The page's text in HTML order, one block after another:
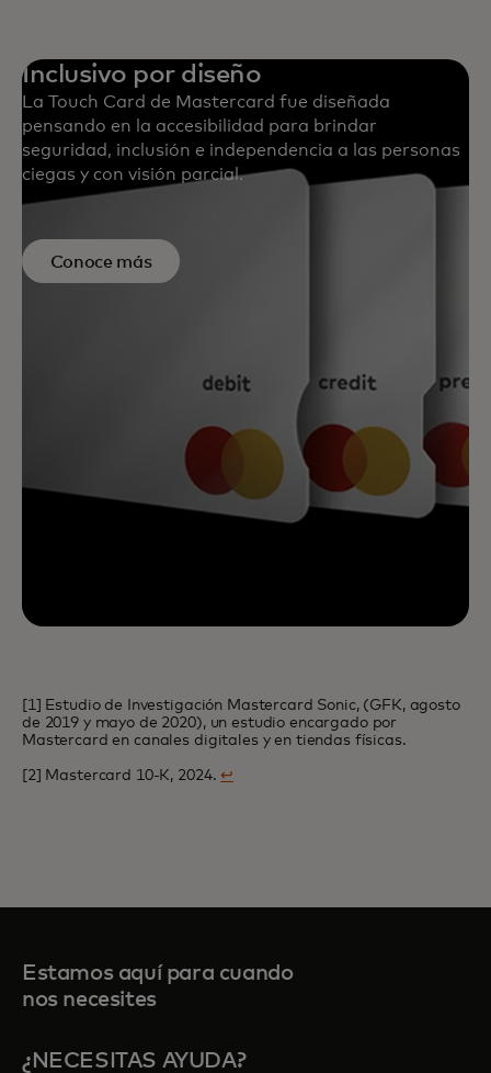
Inclusivo por diseño
La Touch Card de Mastercard fue diseñada
pensando en la accesibilidad para brindar
seguridad, inclusión e independencia a las personas
ciegas y con visión parcial.
Conoce más
[1] Estudio de Investigación Mastercard Sonic, (GFK, agosto
de 2019 y mayo de 2020), un estudio encargado por
Mastercard en canales digitales y en tiendas físicas.
[2] Mastercard 10-K, 2024.↩
Estamos aquí para cuando
nos necesites
¿NECESITAS AYUDA?